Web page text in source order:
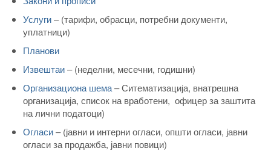
Услуги– (тарифи, обрасци, потребни документи,
уплатници)
Планови
Извештаи– (неделни, месечни, годишни)
Организациона шема– Ситематизација, внатрешна
организација, список на вработени, офицер за заштита
на лични податоци)
Огласи– (јавни и интерни огласи, општи огласи, јавни
огласи за продажба, јавни повици)